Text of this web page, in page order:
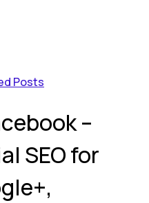
Posts
–
SEO for